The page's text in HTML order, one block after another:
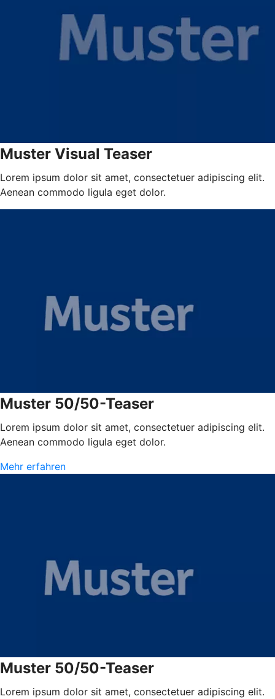
Muster Visual Teaser
Lorem ipsum dolor sit amet, consectetuer adipiscing elit.
Aenean commodo ligula eget dolor.
Muster 50/50-Teaser
Lorem ipsum dolor sit amet, consectetuer adipiscing elit.
Aenean commodo ligula eget dolor.
Mehr erfahren
Muster 50/50-Teaser
Lorem ipsum dolor sit amet, consectetuer adipiscing elit.